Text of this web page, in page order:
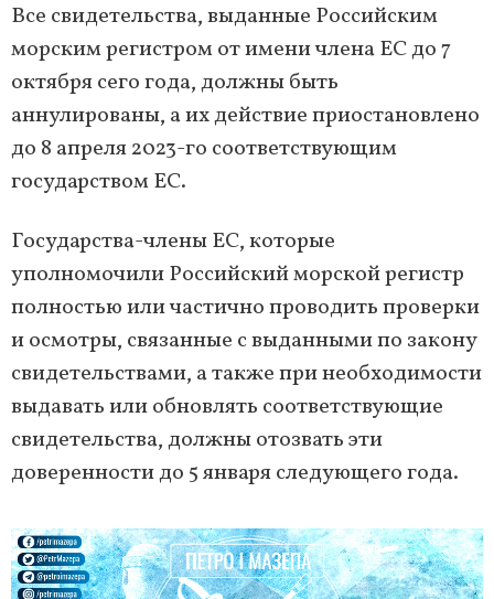
Все свидетельства, выданные Российским
морским регистром от имени члена ЕС до 7
октября сего года, должны быть
аннулированы, а их действие приостановлено
до 8 апреля 2023-го соответствующим
государством ЕС.
Государства-члены ЕС, которые
уполномочили Российский морской регистр
полностью или частично проводить проверки
и осмотры, связанные с выданными по закону
свидетельствами, а также при необходимости
выдавать или обновлять соответствующие
свидетельства, должны отозвать эти
доверенности до 5 января следующего года.